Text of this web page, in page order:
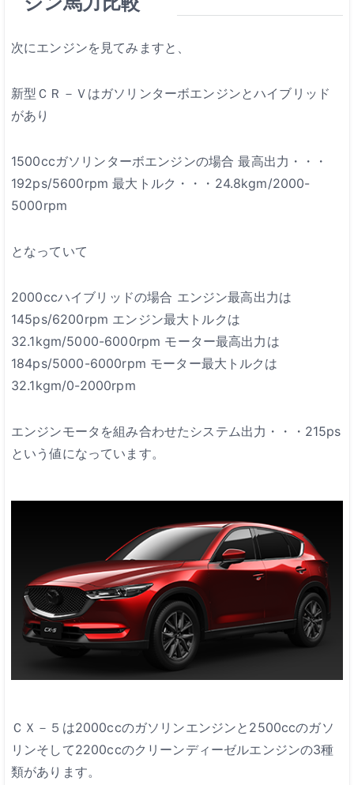
次にエンジンを見てみますと、
新型ＣＲ－Ｖはガソリンターボエンジンとハイブリッド
があり
1500ccガソリンターボエンジンの場合 最高出力・・・
192ps/5600rpm 最大トルク・・・24.8kgm/2000-
5000rpm
となっていて
2000ccハイブリッドの場合 エンジン最高出力は
145ps/6200rpm エンジン最大トルクは
32.1kgm/5000-6000rpm モーター最高出力は
184ps/5000-6000rpm モーター最大トルクは
32.1kgm/0-2000rpm
エンジンモータを組み合わせたシステム出力・・・215ps
という値になっています。
ＣＸ－５は2000ccのガソリンエンジンと2500ccのガソ
リンそして2200ccのクリーンディーゼルエンジンの3種
類があります。